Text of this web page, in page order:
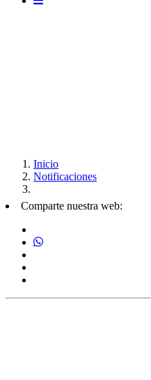
Inicio
Notificaciones
Comparte nuestra web: